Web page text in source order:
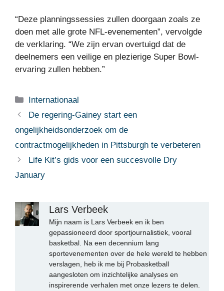
“Deze planningssessies zullen doorgaan zoals ze
doen met alle grote NFL-evenementen”, vervolgde
de verklaring. “We zijn ervan overtuigd dat de
deelnemers een veilige en plezierige Super Bowl-
ervaring zullen hebben.”
Categorieën
Internationaal
De regering-Gainey start een
ongelijkheidsonderzoek om de
contractmogelijkheden in Pittsburgh te verbeteren
Life Kit’s gids voor een succesvolle Dry
January
Lars Verbeek
Mijn naam is Lars Verbeek en ik ben
gepassioneerd door sportjournalistiek, vooral
basketbal. Na een decennium lang
sportevenementen over de hele wereld te hebben
verslagen, heb ik me bij Probasketball
aangesloten om inzichtelijke analyses en
inspirerende verhalen met onze lezers te delen.